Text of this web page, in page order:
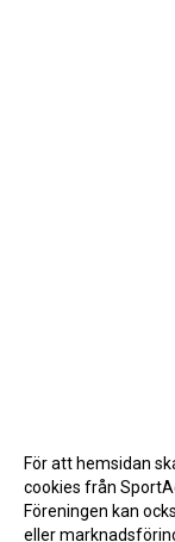
För att hemsidan
cookies från
Föreningen kan
eller